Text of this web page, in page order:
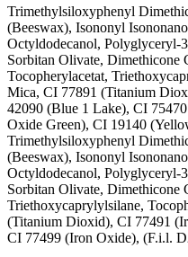
Trimethylsiloxyphenyl
(Beeswax), Isononyl
Octyldodecanol, Polyglyceryl-
Sorbitan Olivate, Dimethicone
Tocopherylacetat,
Mica, CI 77891 (Titanium
42090 (Blue 1 Lake), CI
Oxide Green), CI 19140
Trimethylsiloxyphenyl
(Beeswax), Isononyl
Octyldodecanol, Polyglyceryl-
Sorbitan Olivate, Dimethicone
Triethoxycaprylylsilane,
(Titanium Dioxid), CI 77491
CI 77499 (Iron Oxide), (F.i.l.